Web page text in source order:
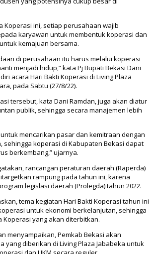
Koperasi ini, setiap perusahaan wajib
karyawan untuk membentuk koperasi dan
kemajuan bersama.
di perusahaan itu harus melalui koperasi
menjadi hidup,” kata Pj Bupati Bekasi Dani
acara Hari Bakti Koperasi di Living Plaza
pada Sabtu (27/8/22).
tersebut, kata Dani Ramdan, juga akan diatur
publik, sehingga secara manajemen lebih
mencarikan pasar dan kemitraan dengan
sehingga koperasi di Kabupaten Bekasi dapat
berkembang,” ujarnya.
rancangan peraturan daerah (Raperda)
rampung pada tahun ini, karena
legislasi daerah (Prolegda) tahun 2022.
tema kegiatan Hari Bakti Koperasi tahun ini
untuk ekonomi berkelanjutan, sehingga
Koperasi yang akan diterbitkan.
menyampaikan, Pemkab Bekasi akan
yang diberikan di Living Plaza Jababeka untuk